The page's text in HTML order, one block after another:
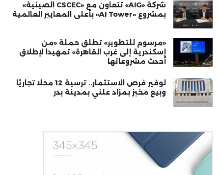
شركة «AIG» تتعاون مع «CSCEC الصينية»
بمشروع «AI Tower» بأعلى المعايير العالمية
«مرسوم للتطوير» تطلق حملة «من
إسكندرية إلى غرب القاهرة» تمهيدا لإطلاق
أحدث مشروعاتها
لوفير فرص الاستثمار.. ترسية 12 محلًا تجاريًا
وبيع مخبز بمزاد علني بمدينة بدر